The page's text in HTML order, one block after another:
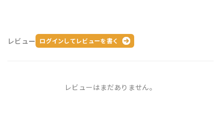
レビュー ログインしてレビューを書く
レビューはまだありません。